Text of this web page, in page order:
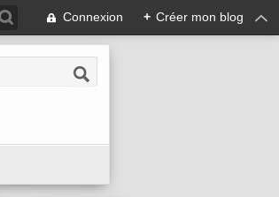
Connexion + Créer mon blog